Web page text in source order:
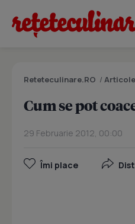
Reteteculinare.RO / Articole
Cum se pot
29 Februarie 2012, 00:00
Îmi place